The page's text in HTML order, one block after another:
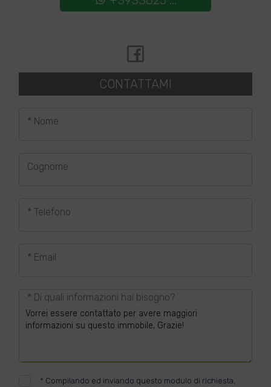
CONTATTAMI
* Nome
Cognome
* Telefono
* Email
* Di quali informazioni hai bisogno?
* Compilando ed inviando questo modulo di richiesta,